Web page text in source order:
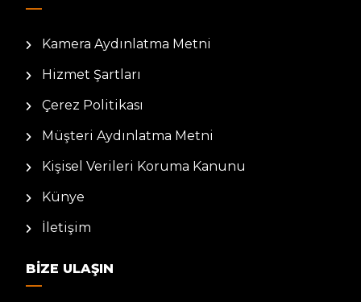
Kamera Aydınlatma Metni
Hizmet Şartları
Çerez Politikası
Müşteri Aydınlatma Metni
Kişisel Verileri Koruma Kanunu
Künye
İletişim
BIZE ULAŞIN